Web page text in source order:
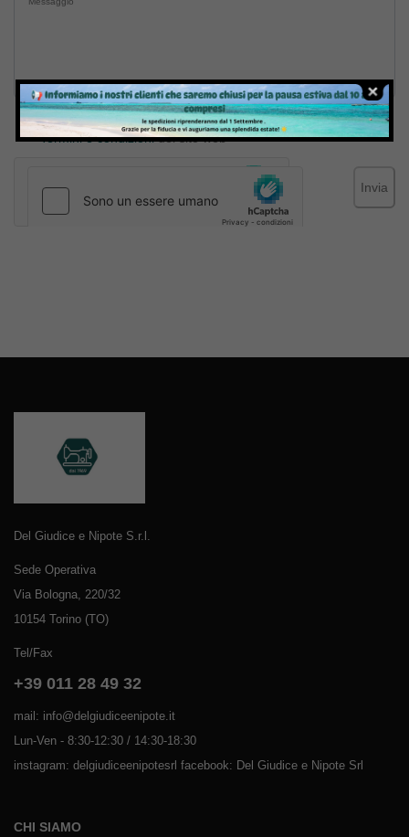
Inviando il messaggio confermo di aver letto e accettato
Termini e condizionidel sito web
Invia
Del Giudice e Nipote S.r.l.
Sede Operativa
Via Bologna, 220/32
10154 Torino (TO)
Tel/Fax
+39 011 28 49 32
mail: info@delgiudiceenipote.it
Lun-Ven - 8:30-12:30 / 14:30-18:30
instagram: delgiudiceenipotesrl facebook: Del Giudice e Nipote Srl
CHI SIAMO